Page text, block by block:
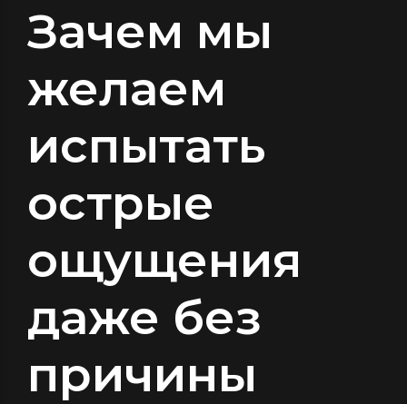
Зачем мы
желаем
испытать
острые
ощущения
даже без
причины